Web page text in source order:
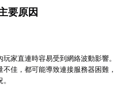
要原因
家直連時容易受到網絡波動影響。
佳，都可能導致連接服務器困難，